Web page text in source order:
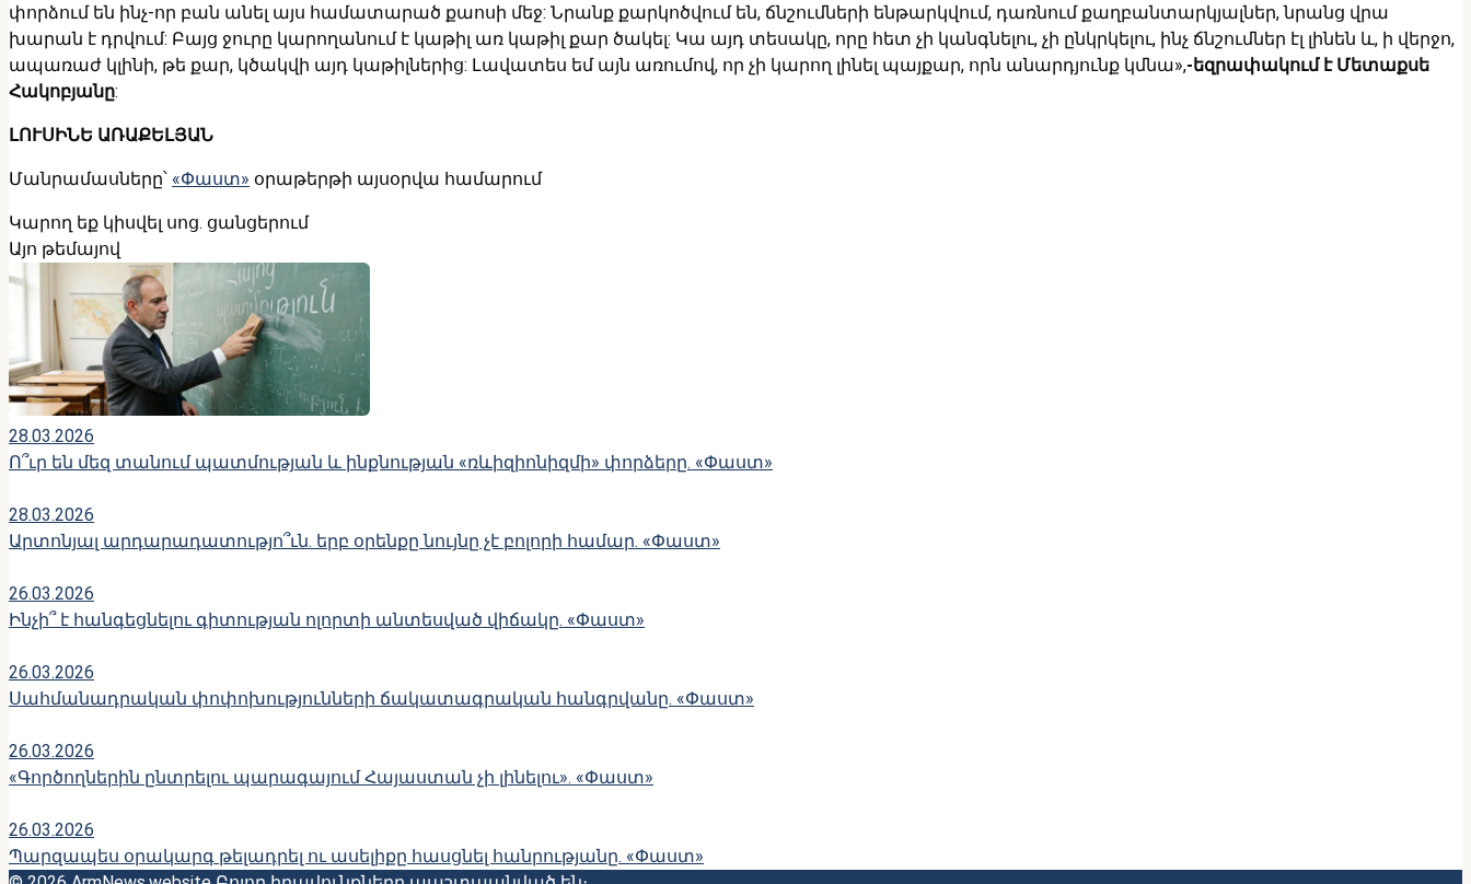
փորձում են ինչ-որ բան անել այս համատարած քաոսի մեջ: Նրանք քարկոծվում են, ճնշումների ենթարկվում, դառնում քաղբանտարկյալներ, նրանց վրա
խարան է դրվում: Բայց ջուրը կարողանում է կաթիլ առ կաթիլ քար ծակել: Կա այդ տեսակը, որը հետ չի կանգնելու, չի ընկրկելու, ինչ ճնշումներ էլ լինեն և, ի վերջո,
ապառաժ կլինի, թե քար, կծակվի այդ կաթիլներից: Լավատես եմ այն առումով, որ չի կարող լինել պայքար, որն անարդյունք կմնա»,-եզրափակում է Մետաքսե
Հակոբյանը:
ԼՈՒՍԻՆԵ ԱՌԱՔԵԼՅԱՆ
Մանրամասները՝ «Փաստ» օրաթերթի այսօրվա համարում
Կարող եք կիսվել սոց․ ցանցերում
Այո թեմայով
28.03.2026
Ո՞ւր են մեզ տանում պատմության և ինքնության «ռևիզիոնիզմի» փորձերը. «Փաստ»
28.03.2026
Արտոնյալ արդարադատությո՞ւն. երբ օրենքը նույնը չէ բոլորի համար. «Փաստ»
26.03.2026
Ինչի՞ է հանգեցնելու գիտության ոլորտի անտեսված վիճակը. «Փաստ»
26.03.2026
Սահմանադրական փոփոխությունների ճակատագրական հանգրվանը. «Փաստ»
26.03.2026
«Գործողներին ընտրելու պարագայում Հայաստան չի լինելու». «Փաստ»
26.03.2026
Պարզապես օրակարգ թելադրել ու ասելիքը հասցնել հանրությանը. «Փաստ»